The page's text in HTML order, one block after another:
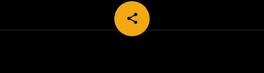
share
email